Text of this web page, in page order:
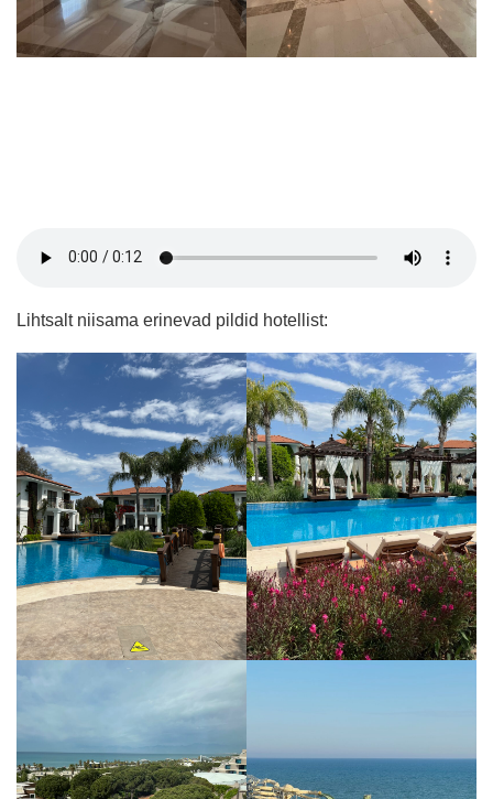
Lihtsalt niisama erinevad pildid hotellist: